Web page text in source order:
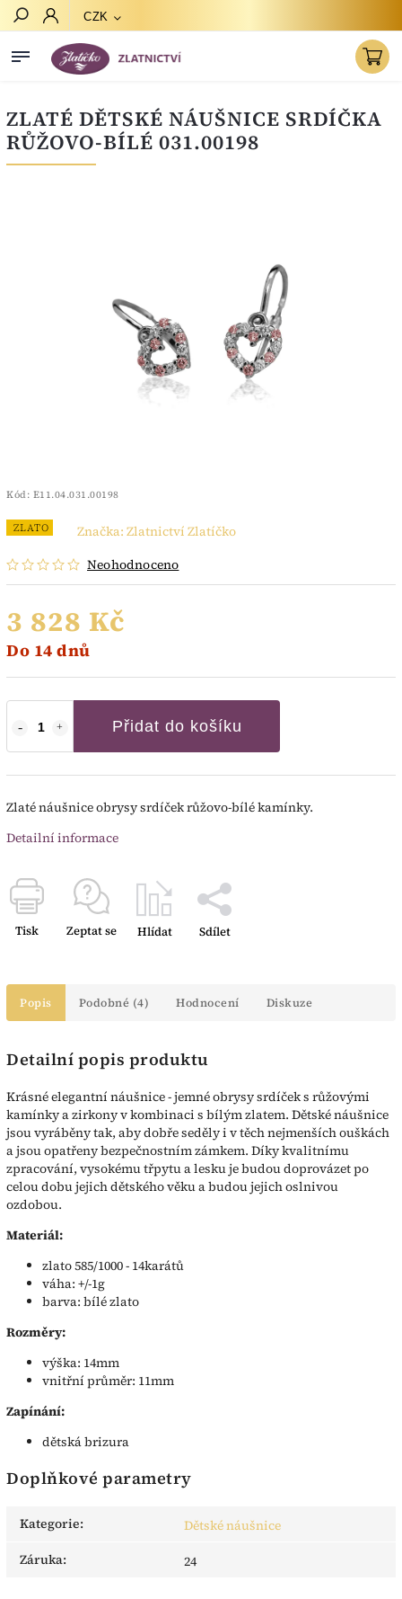
CZK
ZLATÉ DĚTSKÉ NÁUŠNICE SRDÍČKA
RŮŽOVO-BÍLÉ 031.00198
Kód: E11.04.031.00198
ZLATO
Neohodnoceno
Značka: Zlatnictví Zlatíčko
3 828 Kč
Do 14 dnů
Přidat do košíku
Zlaté náušnice obrysy srdíček růžovo-bílé kamínky.
Detailní informace
Tisk Zeptat se Hlídat Sdílet
Popis Podobné (4) Hodnocení Diskuze
Detailní popis produktu
Krásné elegantní náušnice - jemné obrysy srdíček s růžovými
kamínky a zirkony v kombinaci s bílým zlatem. Dětské náušnice
jsou vyráběny tak, aby dobře seděly i v těch nejmenších ouškách
a jsou opatřeny bezpečnostním zámkem. Díky kvalitnímu
zpracování, vysokému třpytu a lesku je budou doprovázet po
celou dobu jejich dětského věku a budou jejich oslnivou
ozdobou.
Materiál:
zlato 585/1000 - 14karátů
váha: +/-1g
barva: bílé zlato
Rozměry:
výška: 14mm
vnitřní průměr: 11mm
Zapínání:
dětská brizura
Doplňkové parametry
Kategorie:
Dětské náušnice
Záruka: 24